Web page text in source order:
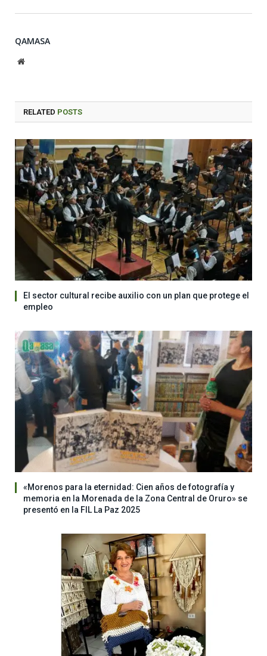
QAMASA
Website
RELATED POSTS
El sector cultural recibe auxilio con un plan que protege el
empleo
«Morenos para la eternidad: Cien años de fotografía y
memoria en la Morenada de la Zona Central de Oruro» se
presentó en la FIL La Paz 2025